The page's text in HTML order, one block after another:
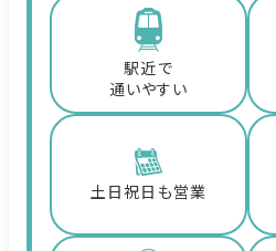
駅近で
通いやすい
土日祝日も営業